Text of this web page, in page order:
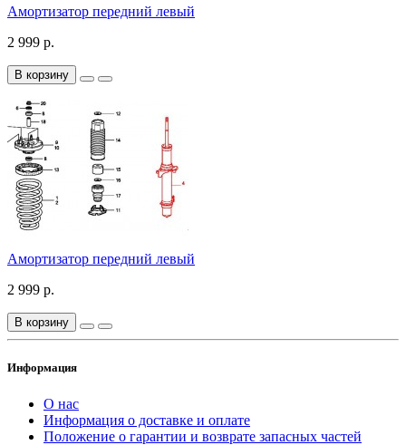
Амортизатор передний левый
2 999 р.
В корзину
Амортизатор передний левый
2 999 р.
В корзину
Информация
О нас
Информация о доставке и оплате
Положение о гарантии и возврате запасных частей